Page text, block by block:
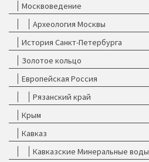
Москвоведение
Археология Москвы
История Санкт-Петербурга
Золотое кольцо
Европейская Россия
Рязанский край
Крым
Кавказ
Кавказские Минеральные воды